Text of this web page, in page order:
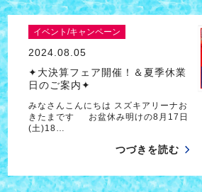
イベント/キャンペーン
2024.08.05
✦大決算フェア開催！＆夏季休業
日のご案内✦
みなさんこんにちは スズキアリーナお
きたまです お盆休み明けの8月17日
(土)18…
つづきを読む